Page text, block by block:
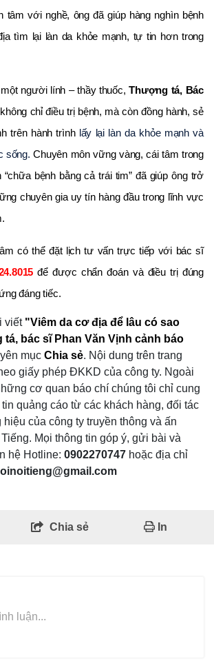
tâm với nghề, ông đã giúp hàng nghìn bệnh
tìm lại làn da khỏe mạnh, tự tin hơn trong
người lính – thầy thuốc,Thượng tá, Bác
chỉ điều trị bệnh, mà còn đồng hành, sẻ
trên hành trình lấy lại làn da khỏe mạnh và
sống. Chuyên môn vững vàng, cái tâm trong
bệnh bằng cả trái tim” đã giúp ông trở
chuyên gia uy tín hàng đầu trong lĩnh vực
có thể đặt lịch tư vấn trực tiếp với bác sĩ
để được chẩn đoán và điều trị đúng
đáng tiếc.
viết "Viêm da cơ địa để lâu có sao
bác sĩ Phan Văn Vịnh cảnh báo
mục Chia sẻ. Nội dung trên trang
giấy phép ĐKKD của công ty. Ngoài
cơ quan báo chí chúng tôi chỉ cung
quảng cáo từ các khách hàng, đối tác
của công ty truyền thông và ấn
Mọi thông tin góp ý, gửi bài và
hệ Hotline: 0902270747 hoặc địa chỉ
Chia sẻ In
luận...